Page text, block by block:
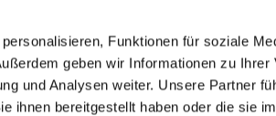
Funktionen für soziale
geben wir Informationen zu Ihrer
und Analysen weiter. Unsere Partner
ihnen bereitgestellt haben oder die sie